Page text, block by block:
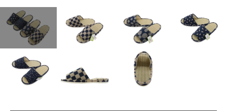
カートを確認する
新着商品
セール
価格帯
その他
在庫あり